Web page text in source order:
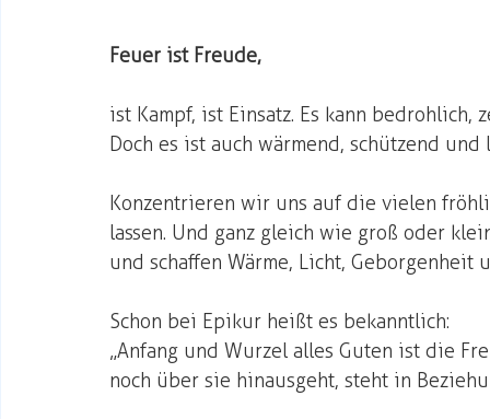
Feuer ist Freude,
ist Kampf, ist Einsatz. Es kann
Doch es ist auch wärmend, schützend
Konzentrieren wir uns auf die vielen
lassen. Und ganz gleich wie groß oder
und schaffen Wärme, Licht, Geborgenheit
Schon bei Epikur heißt es bekanntlich:
„Anfang und Wurzel alles Guten ist die
noch über sie hinausgeht, steht in